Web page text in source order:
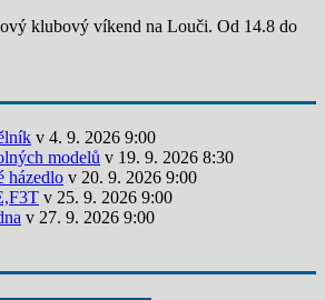
klubový víkend na Louči. Od 14.8 do
v 4. 9. 2026 9:00
modelů v 19. 9. 2026 8:30
házedlo v 20. 9. 2026 9:00
v 25. 9. 2026 9:00
v 27. 9. 2026 9:00